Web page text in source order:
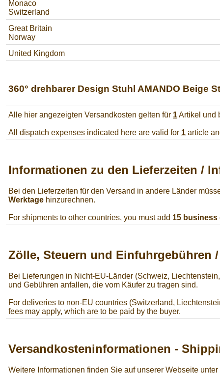
Monaco
Switzerland
Great Britain
Norway
United Kingdom
360° drehbarer Design Stuhl AMANDO Beige
Alle hier angezeigten Versandkosten gelten für 1Artikel und
All dispatch expenses indicated here are valid for 1 article
Informationen zu den Lieferzeiten /
Bei den Lieferzeiten für den Versand in andere Länder
Werktage hinzurechnen.
For shipments to other countries, you must add 15 business
Zölle, Steuern und Einfuhrgebühren
Bei Lieferungen in Nicht-EU-Länder (Schweiz,
und Gebühren anfallen, die vom Käufer zu tragen sind.
For deliveries to non-EU countries (Switzerland,
fees may apply, which are to be paid by the buyer.
Versandkosteninformationen -
Weitere Informationen finden Sie auf unserer Webseite unter